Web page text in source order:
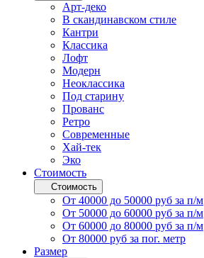
Арт-деко
В скандинавском стиле
Кантри
Классика
Лофт
Модерн
Неоклассика
Под старину
Прованс
Ретро
Современные
Хай-тек
Эко
Стоимость
Стоимость
От 40000 до 50000 руб за п/м
От 50000 до 60000 руб за п/м
От 60000 до 80000 руб за п/м
От 80000 руб за пог. метр
Размер